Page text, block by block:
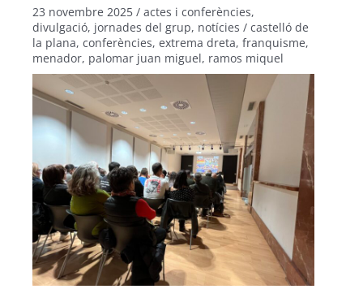
23 novembre 2025 / actes i conferències,
divulgació, jornades del grup, notícies / castelló de
la plana, conferències, extrema dreta, franquisme,
menador, palomar juan miguel, ramos miquel